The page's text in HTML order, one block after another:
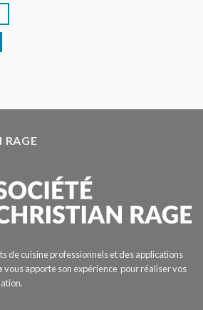
RAGE
de cuisine professionnels et des applications
vous apporte son expérience pour réaliser vos